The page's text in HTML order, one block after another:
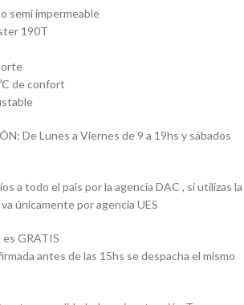
semi impermeable
190T
de confort
De Lunes a Viernes de 9 a 19hs y sábados
a todo el país por la agencia DAC , si utilizas la
únicamente por agencia UES
es GRATIS
antes de las 15hs se despacha el mismo